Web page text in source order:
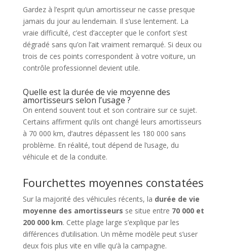
Gardez à l’esprit qu’un amortisseur ne casse presque
jamais du jour au lendemain. Il s’use lentement. La
vraie difficulté, c’est d’accepter que le confort s’est
dégradé sans qu’on l’ait vraiment remarqué. Si deux ou
trois de ces points correspondent à votre voiture, un
contrôle professionnel devient utile.
Quelle est la durée de vie moyenne des
amortisseurs selon l’usage ?
On entend souvent tout et son contraire sur ce sujet.
Certains affirment qu’ils ont changé leurs amortisseurs
à 70 000 km, d’autres dépassent les 180 000 sans
problème. En réalité, tout dépend de l’usage, du
véhicule et de la conduite.
Fourchettes moyennes constatées
Sur la majorité des véhicules récents, la durée de vie
moyenne des amortisseurs se situe entre 70 000 et
200 000 km. Cette plage large s’explique par les
différences d’utilisation. Un même modèle peut s’user
deux fois plus vite en ville qu’à la campagne.